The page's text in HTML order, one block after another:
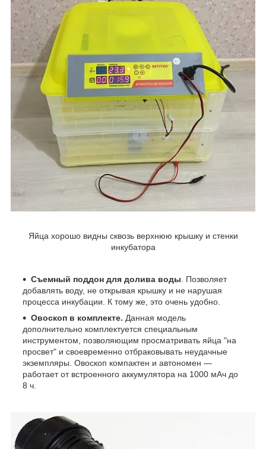
Яйца хорошо видны сквозь верхнюю крышку и стенки
инкубатора
Съемный поддон для долива воды. Позволяет
добавлять воду, не открывая крышку и не нарушая
процесса инкубации. К тому же, это очень удобно.
Овоскоп в комплекте. Данная модель
дополнительно комплектуется специальным
инструментом, позволяющим просматривать яйца "на
просвет" и своевременно отбраковывать неудачные
экземпляры. Овоскоп компактен и автономен —
работает от встроенного аккумулятора на 1000 мАч до
8 ч.